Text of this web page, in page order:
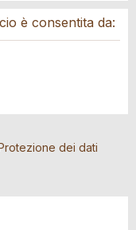
è consentita da:
dei dati